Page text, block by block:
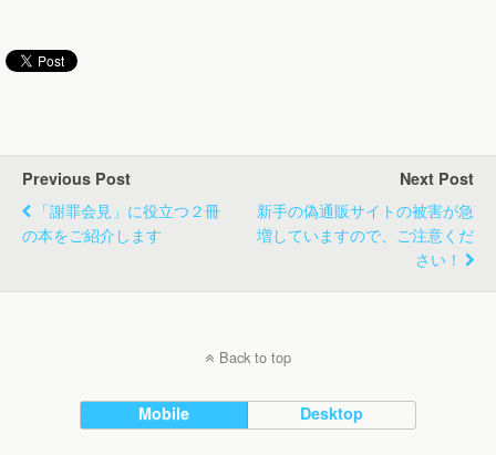
Previous Post
「謝罪会見」に役立つ２冊
の本をご紹介します
Next Post
新手の偽通販サイトの被害が急
増していますので、ご注意くだ
さい！
Back to top
Mobile Desktop